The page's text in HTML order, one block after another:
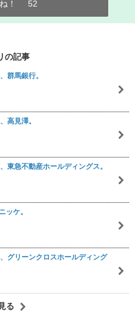
！ 52
の記事
群馬銀行。
高見澤。
東急不動産ホールディングス。
ッケ。
グリーンクロスホールディング
る